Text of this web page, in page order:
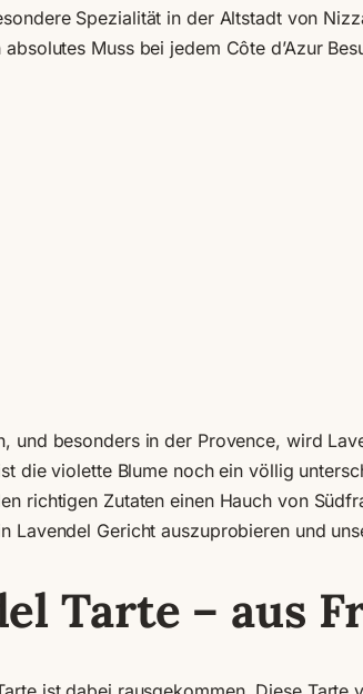
Spezialität in der Altstadt von
Muss bei jedem Côte d’Azur
und besonders in der Provence, wird
die violette Blume noch ein völlig
richtigen Zutaten einen Hauch von
Lavendel Gericht auszuprobieren und
Tarte – aus